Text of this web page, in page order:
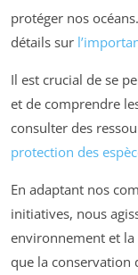
protéger nos
détails sur
Il est crucial de se
et de comprendre
consulter des
protection des
En adaptant nos
initiatives, nous
environnement et la
que la conservation